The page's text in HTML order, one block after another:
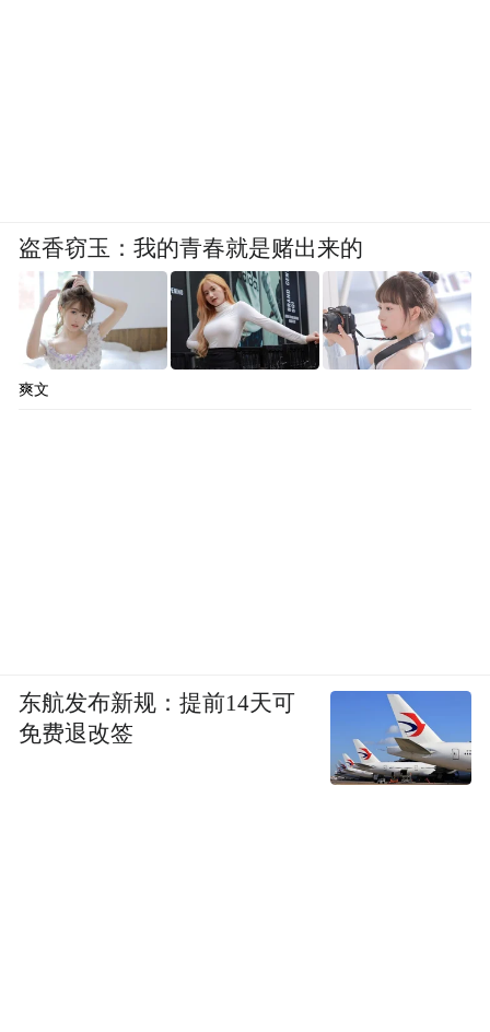
盗香窃玉：我的青春就是赌出来的
爽文
东航发布新规：提前14天可
免费退改签